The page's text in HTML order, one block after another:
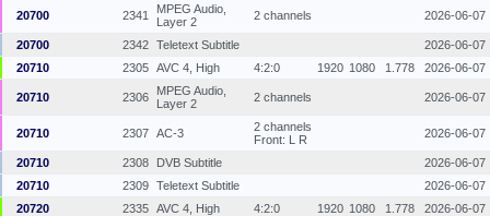
20700 2341
MPEG Audio,
Layer 2
2 channels 2026-06-07
20700 2342 Teletext Subtitle
2026-06-07
20710
2305 AVC 4, High 4:2:0 1920 1080 1.778 2026-06-07
20710 2306
MPEG Audio,
Layer 2
2 channels 2026-06-07
20710 2307 AC-3
2 channels
Front: L R
2026-06-07
20710 2308 DVB Subtitle
2026-06-07
20710
2309 Teletext Subtitle
2026-06-07
20720
2335 AVC 4, High 4:2:0 1920 1080 1.778 2026-06-07